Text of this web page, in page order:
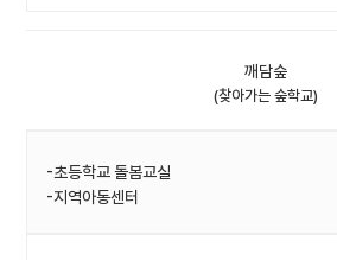
깨담숲
(찾아가는 숲학교)
-초등학교 돌봄교실
-지역아동센터